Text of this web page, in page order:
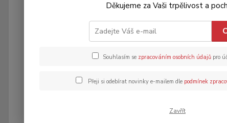
Děkujeme za Vaši trpělivost a
Souhlasím se zpracováním osobních údajů pro
Přeji si odebírat novinky e-mailem dle podmínek
Zavřít